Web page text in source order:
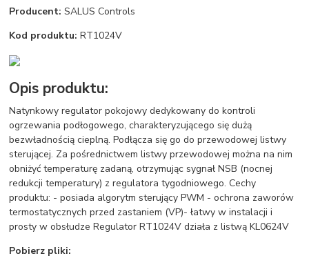
Producent:SALUS Controls
Kod produktu:RT1024V
Opis produktu:
Natynkowy regulator pokojowy dedykowany do kontroli
ogrzewania podłogowego, charakteryzującego się dużą
bezwładnością cieplną. Podłącza się go do przewodowej listwy
sterującej. Za pośrednictwem listwy przewodowej można na nim
obniżyć temperaturę zadaną, otrzymując sygnał NSB (nocnej
redukcji temperatury) z regulatora tygodniowego. Cechy
produktu: - posiada algorytm sterujący PWM - ochrona zaworów
termostatycznych przed zastaniem (VP)- łatwy w instalacji i
prosty w obsłudze Regulator RT1024V działa z listwą KL0624V
Pobierz pliki: